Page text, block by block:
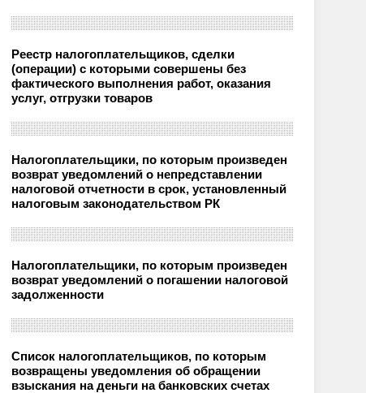
Реестр налогоплательщиков, сделки
(операции) с которыми совершены без
фактического выполнения работ, оказания
услуг, отгрузки товаров
Налогоплательщики, по которым произведен
возврат уведомлений о непредставлении
налоговой отчетности в срок, установленный
налоговым законодательством РК
Налогоплательщики, по которым произведен
возврат уведомлений о погашении налоговой
задолженности
Список налогоплательщиков, по которым
возвращены уведомления об обращении
взыскания на деньги на банковских счетах